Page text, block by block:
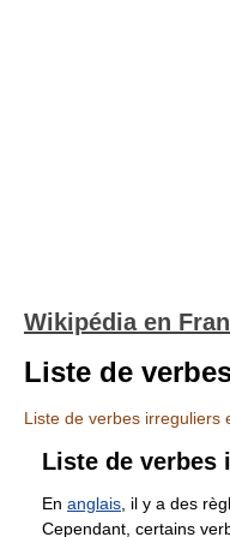
Wikipédia en
Liste de
Liste de verbes irreguliers
Liste de verbes
En anglais , il y a des
Cependant, certains